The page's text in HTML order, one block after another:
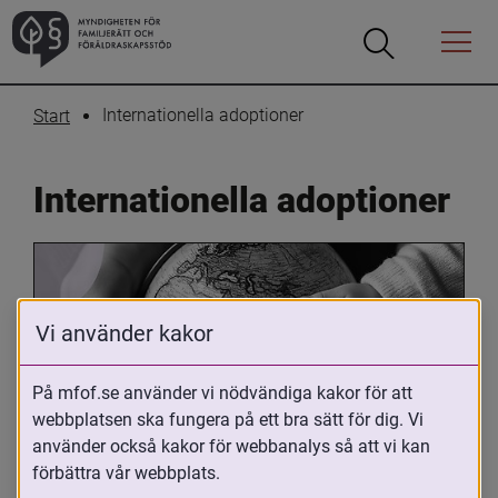
Öppna
Öppna
Menyn
Start Internationella adoptioner
Internationella adoptioner
Oavsett om du är adopterad,
adoptivförälder eller arbetar med
Vi använder kakor
På mfof.se använder vi nödvändiga kakor för att
webbplatsen ska fungera på ett bra sätt för dig. Vi
använder också kakor för webbanalys så att vi kan
förbättra vår webbplats.